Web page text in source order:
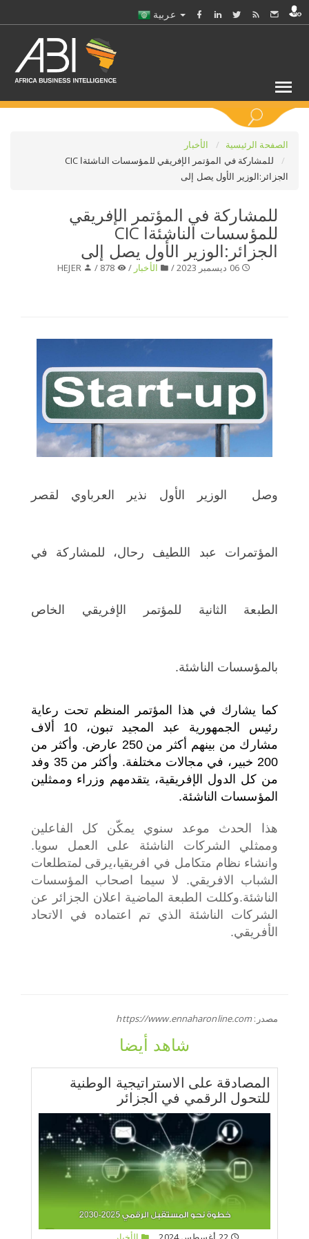
الصفحة الرئيسية
الأخبار
للمشاركة في المؤتمر الإفريقي للمؤسسات الناشئةا CIC
الجزائر:الوزير الأول يصل إلى
للمشاركة في المؤتمر الإفريقي
للمؤسسات الناشئةا CIC
الجزائر:الوزير الأول يصل إلى
06 ديسمبر 2023 / الأخبار /
HEJER
وصل الوزير الأول نذير العرباوي لقصر
المؤتمرات عبد اللطيف رحال، للمشاركة في
الطبعة الثانية للمؤتمر الإفريقي الخاص
بالمؤسسات الناشئة.
كما يشارك في هذا المؤتمر المنظم تحت رعاية
رئيس الجمهورية عبد المجيد تبون، 10 ألاف
مشارك من بينهم أكثر من 250 عارض. وأكثر من
200 خبير، في مجالات مختلفة. وأكثر من 35 وفد
من كل الدول الإفريقية، يتقدمهم وزراء وممثلين
المؤسسات الناشئة.
هذا الحدث موعد سنوي يمكّن كل الفاعلين
وممثلي الشركات الناشئة على العمل سويا.
وانشاء نظام متكامل في افريقيا،يرقى لمتطلعات
الشباب الافريقي. لا سيما اصحاب المؤسسات
الناشئة.وكللت الطبعة الماضية اعلان الجزائر عن
الشركات الناشئة الذي تم اعتماده في الاتحاد
الأفريقي.
مصدر:https://www.ennaharonline.com
شاهد أيضا
المصادقة على الاستراتيجية الوطنية
للتحول الرقمي في الجزائر